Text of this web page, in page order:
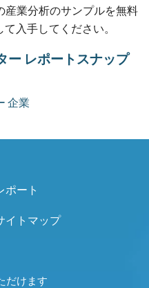
産業分析のサンプルを無料
入手してください。
ー レポートスナップ
企業
ポート
イトマップ
だけます